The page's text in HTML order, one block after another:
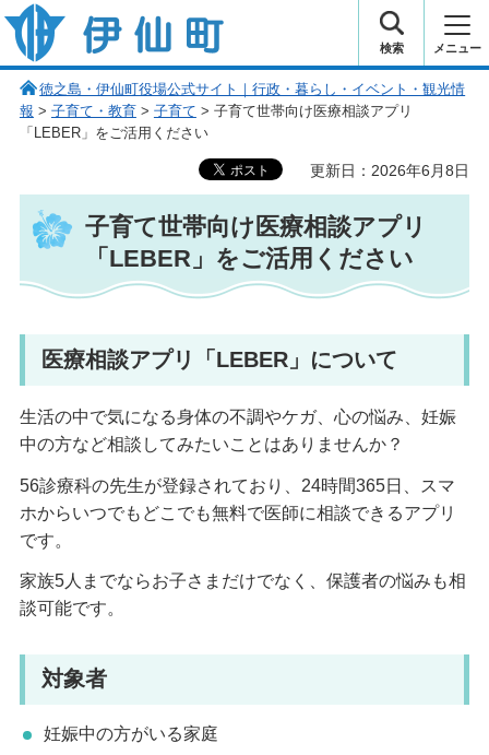
伊仙町 健康・長寿と子宝の町
検索 メニュー
徳之島・伊仙町役場公式サイト｜行政・暮らし・イベント・観光情
報 > 子育て・教育> 子育て > 子育て世帯向け医療相談アプリ
「LEBER」をご活用ください
更新日：2026年6月8日
子育て世帯向け医療相談アプリ
「LEBER」をご活用ください
医療相談アプリ「LEBER」について
生活の中で気になる身体の不調やケガ、心の悩み、妊娠
中の方など相談してみたいことはありませんか？
56診療科の先生が登録されており、24時間365日、スマ
ホからいつでもどこでも無料で医師に相談できるアプリ
です。
家族5人までならお子さまだけでなく、保護者の悩みも相
談可能です。
対象者
妊娠中の方がいる家庭